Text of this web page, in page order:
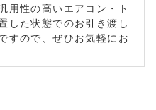
用性の高いエアコン・ト
した状態でのお引き渡し
すので、ぜひお気軽にお